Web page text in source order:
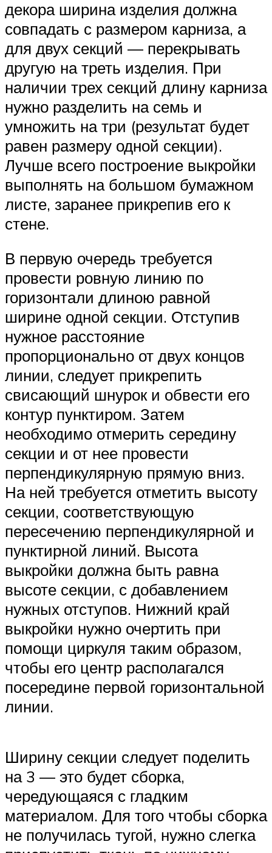
декора ширина изделия должна
совпадать с размером карниза, а
для двух секций — перекрывать
другую на треть изделия. При
наличии трех секций длину карниза
нужно разделить на семь и
умножить на три (результат будет
равен размеру одной секции).
Лучше всего построение выкройки
выполнять на большом бумажном
листе, заранее прикрепив его к
стене.
В первую очередь требуется
провести ровную линию по
горизонтали длиною равной
ширине одной секции. Отступив
нужное расстояние
пропорционально от двух концов
линии, следует прикрепить
свисающий шнурок и обвести его
контур пунктиром. Затем
необходимо отмерить середину
секции и от нее провести
перпендикулярную прямую вниз.
На ней требуется отметить высоту
секции, соответствующую
пересечению перпендикулярной и
пунктирной линий. Высота
выкройки должна быть равна
высоте секции, с добавлением
нужных отступов. Нижний край
выкройки нужно очертить при
помощи циркуля таким образом,
чтобы его центр располагался
посередине первой горизонтальной
линии.
Ширину секции следует поделить
на 3 — это будет сборка,
чередующаяся с гладким
материалом. Для того чтобы сборка
не получилась тугой, нужно слегка